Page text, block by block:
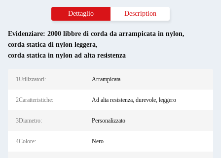
Dettaglio Description
Evidenziare: 2000 libbre di corda da arrampicata in nylon,
corda statica di nylon leggera,
corda statica in nylon ad alta resistenza
1Utilizzatori: Arrampicata
2Caratteristiche: Ad alta resistenza, durevole, leggero
3Diametro: Personalizzato
4Colore: Nero